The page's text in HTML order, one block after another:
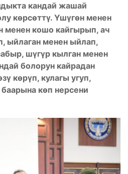
кандай жашай
көрсөттү. Үшүгөн менен
менен кошо кайгырып, ач
ыйлаган менен ыйлап,
, шүгүр кылган менен
болорун кайрадан
көрүп, кулагы угуп,
көп нерсени